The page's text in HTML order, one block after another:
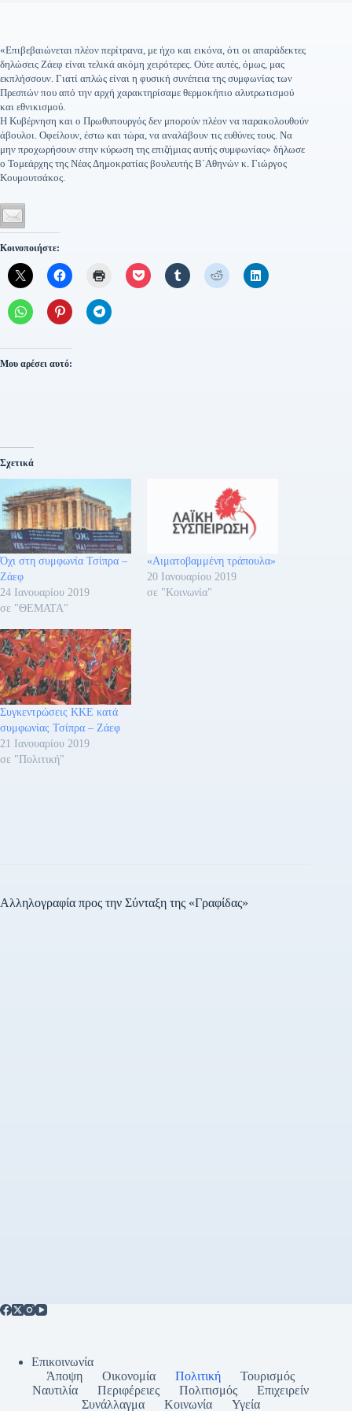
«Επιβεβαιώνεται πλέον περίτρανα, με ήχο και εικόνα, ότι οι απαράδεκτες
δηλώσεις Ζάεφ είναι τελικά ακόμη χειρότερες. Ούτε αυτές, όμως, μας
εκπλήσσουν. Γιατί απλώς είναι η φυσική συνέπεια της συμφωνίας των
Πρεσπών που από την αρχή χαρακτηρίσαμε θερμοκήπιο αλυτρωτισμού
και εθνικισμού.
Η Κυβέρνηση και ο Πρωθυπουργός δεν μπορούν πλέον να παρακολουθούν
άβουλοι. Οφείλουν, έστω και τώρα, να αναλάβουν τις ευθύνες τους. Να
μην προχωρήσουν στην κύρωση της επιζήμιας αυτής συμφωνίας» δήλωσε
ο Τομεάρχης της Νέας Δημοκρατίας βουλευτής Β΄Αθηνών κ. Γιώργος
Κουμουτσάκος.
Κοινοποιήστε:
Μου αρέσει αυτό:
Σχετικά
Όχι στη συμφωνία Τσίπρα –
Ζάεφ
24 Ιανουαρίου 2019
σε "ΘΕΜΑΤΑ"
«Αιματοβαμμένη τράπουλα»
20 Ιανουαρίου 2019
σε "Κοινωνία"
Συγκεντρώσεις ΚΚΕ κατά
συμφωνίας Τσίπρα – Ζάεφ
21 Ιανουαρίου 2019
σε "Πολιτική"
Αλληλογραφία προς την Σύνταξη της «Γραφίδας»
Επικοινωνία
Άποψη
Οικονομία Πολιτική
Τουρισμός
Ναυτιλία
Περιφέρειες Πολιτισμός
Επιχειρείν
Συνάλλαγμα
Κοινωνία Υγεία